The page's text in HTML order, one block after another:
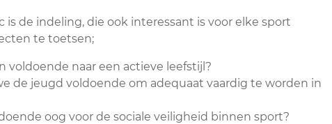
de indeling, die ook interessant is voor elke sport
te toetsen;
voldoende naar een actieve leefstijl?
de jeugd voldoende om adequaat vaardig te worden in
oog voor de sociale veiligheid binnen sport?